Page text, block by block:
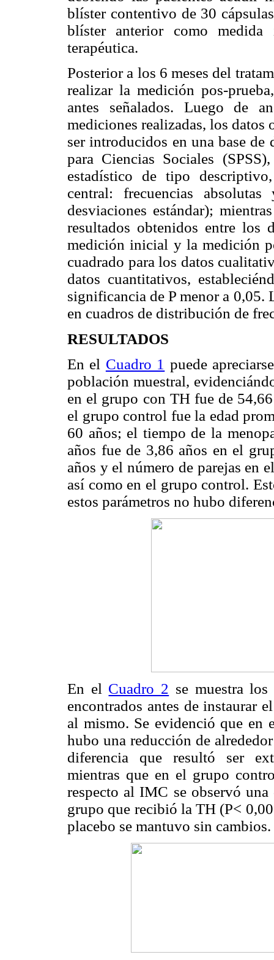
blíster contentivo de 30
blíster anterior como medida
terapéutica.
Posterior a los 6 meses del
realizar la medición pos-
antes señalados. Luego de
mediciones realizadas, los
ser introducidos en una base
para Ciencias Sociales
estadístico de tipo
central: frecuencias
desviaciones estándar);
resultados obtenidos entre los
medición inicial y la medición
cuadrado para los datos
datos cuantitativos,
significancia de P menor a 0,05.
en cuadros de distribución de
RESULTADOS
En el Cuadro 1 puede
población muestral,
en el grupo con TH fue de
el grupo control fue la edad
60 años; el tiempo de la
años fue de 3,86 años en el
años y el número de parejas en
así como en el grupo control.
estos parámetros no hubo
En el Cuadro 2 se muestra
encontrados antes de instaurar
al mismo. Se evidenció que
hubo una reducción de
diferencia que resultó ser
mientras que en el grupo
respecto al IMC se observó
grupo que recibió la TH (P<
placebo se mantuvo sin cambios.